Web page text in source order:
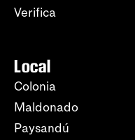
Verifica
Local
Colonia
Maldonado
Paysandú